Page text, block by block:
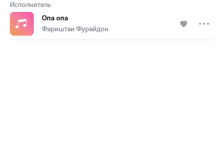
Исполнитель
Опа опа
Фариштаи Фурайдон